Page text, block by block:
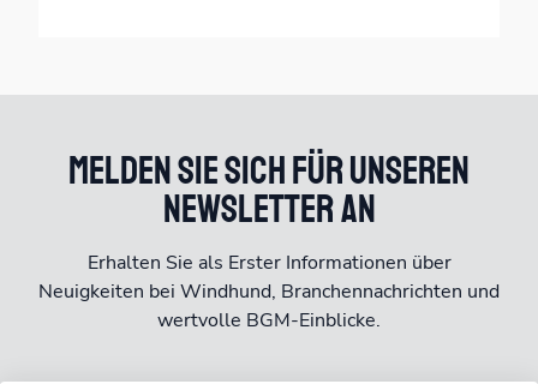
Melden Sie sich für unseren
Newsletter an
Erhalten Sie als Erster Informationen über
Neuigkeiten bei Windhund, Branchennachrichten und
wertvolle BGM-Einblicke.